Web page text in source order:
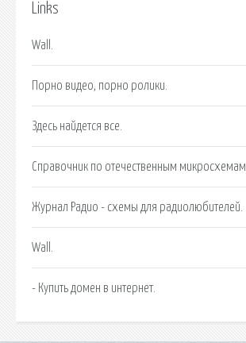
Links
Wall.
Порно видео, порно ролики.
Здесь найдется все.
Справочник по отечественным микросхемам.
Журнал Радио - схемы для радиолюбителей.
Wall.
- Купить домен в интернет.